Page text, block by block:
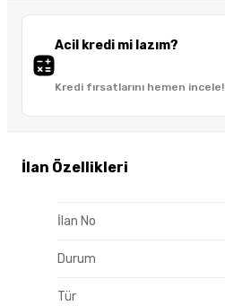
Acil kredi mi lazım?
Kredi fırsatlarını hemen incele!
İlan Özellikleri
İlan No
Durum
Tür